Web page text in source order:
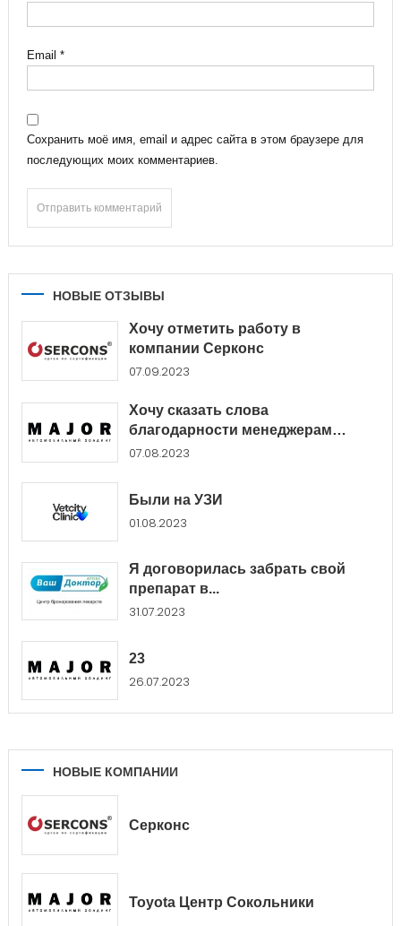
Email *
Сохранить моё имя, email и адрес сайта в этом браузере для
последующих моих комментариев.
НОВЫЕ ОТЗЫВЫ
Хочу отметить работу в
компании Серконс
07.09.2023
Хочу сказать слова
благодарности менеджерам
Major...
07.08.2023
Были на УЗИ
01.08.2023
Я договорилась забрать свой
препарат в...
31.07.2023
23
26.07.2023
НОВЫЕ КОМПАНИИ
Серконс
Toyota Центр Сокольники